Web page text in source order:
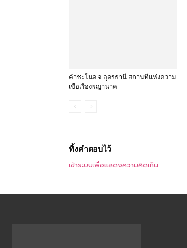
คําชะโนด จ.อุดรธานี สถานที่แห่งความ
เชื่อเรื่องพญานาค
ทิ้งคำตอบไว้
เข้าระบบเพื่อแสดงความคิดเห็น